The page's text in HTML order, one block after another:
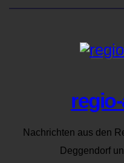
Nachrichten aus den
Deggendorf